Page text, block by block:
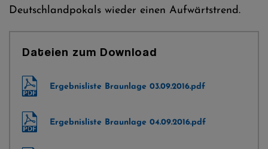
Deutschlandpokals wieder einen Aufwärtstrend.
Dateien zum Download
Ergebnisliste Braunlage 03.09.2016.pdf
Ergebnisliste Braunlage 04.09.2016.pdf